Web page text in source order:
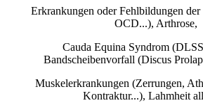
Erkrankungen oder Fehlbildungen
OCD...), Arthrose,
Cauda Equina Syndrom
Bandscheibenvorfall (Discus
Muskelerkrankungen (Zerrungen,
Kontraktur...), Lahmheit